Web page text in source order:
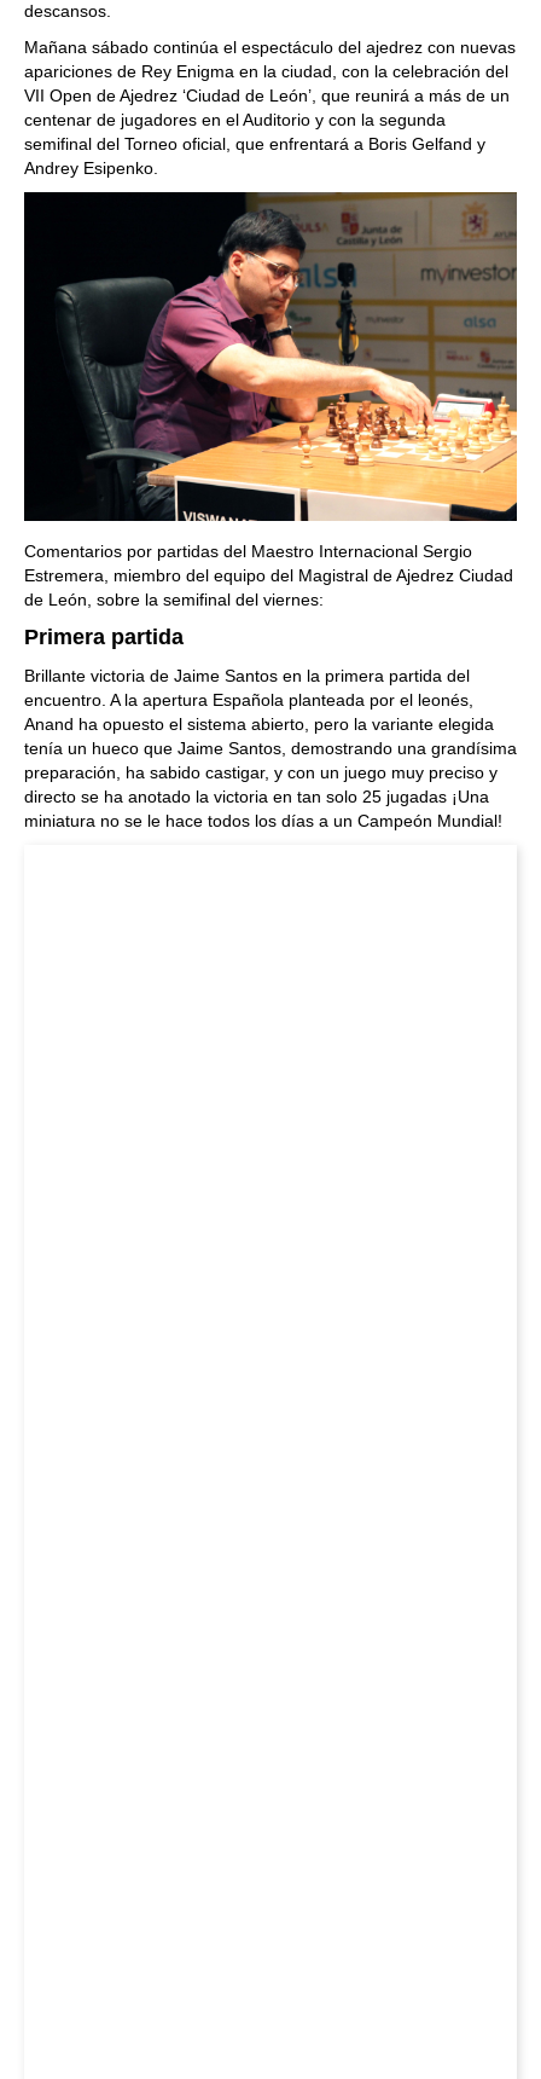
descansos.
Mañana sábado continúa el espectáculo del ajedrez con nuevas
apariciones de Rey Enigma en la ciudad, con la celebración del
VII Open de Ajedrez ‘Ciudad de León’, que reunirá a más de un
centenar de jugadores en el Auditorio y con la segunda
semifinal del Torneo oficial, que enfrentará a Boris Gelfand y
Andrey Esipenko.
Comentarios por partidas del Maestro Internacional Sergio
Estremera, miembro del equipo del Magistral de Ajedrez Ciudad
de León, sobre la semifinal del viernes:
Primera partida
Brillante victoria de Jaime Santos en la primera partida del
encuentro. A la apertura Española planteada por el leonés,
Anand ha opuesto el sistema abierto, pero la variante elegida
tenía un hueco que Jaime Santos, demostrando una grandísima
preparación, ha sabido castigar, y con un juego muy preciso y
directo se ha anotado la victoria en tan solo 25 jugadas ¡Una
miniatura no se le hace todos los días a un Campeón Mundial!